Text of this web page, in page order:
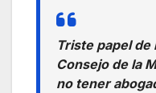
Triste papel de
Consejo de la
no tener